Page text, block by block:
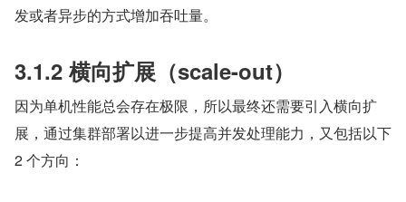
发或者异步的方式增加吞吐量。
3.1.2 横向扩展（scale-out）
因为单机性能总会存在极限，所以最终还需要引入横向扩
展，通过集群部署以进一步提高并发处理能力，又包括以下
2 个方向：